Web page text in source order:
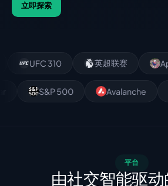
立即探索
UFC 310 英超联赛
S&P 500 Avalanche
平台
由社交智能驱动